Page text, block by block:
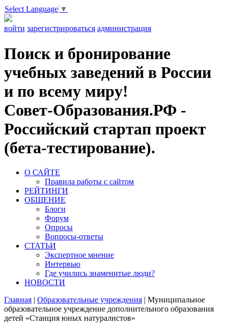
Select Language ▼
войти зарегистрироваться администрация
Поиск и бронирование
учебных заведений в России
и по всему миру!
Совет-Образования.РФ -
Российский стартап проект
(бета-тестирование).
О САЙТЕ
Правила работы с сайтом
РЕЙТИНГИ
ОБЩЕНИЕ
Блоги
Форум
Опросы
Вопросы-ответы
СТАТЬИ
Экспертное мнение
Интервью
Где учились знаменитые люди?
НОВОСТИ
Главная | Образовательные учреждения | Муниципальное
образовательное учреждение дополнительного образования
детей «Станция юных натуралистов»